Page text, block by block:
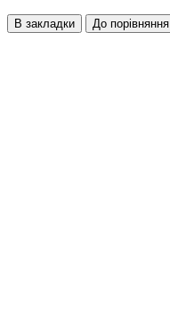
В закладки До порівняння